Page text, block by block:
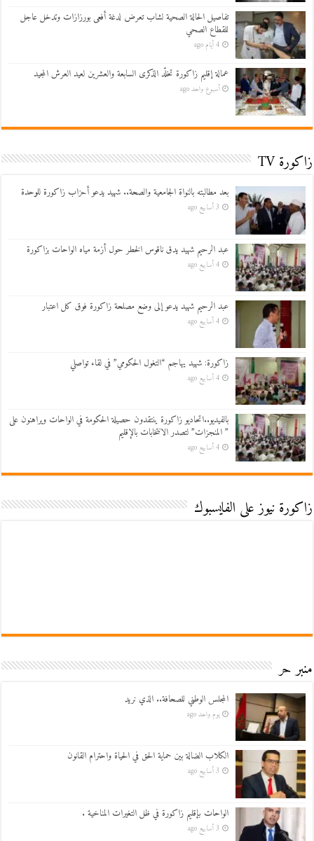
تفاصيل الحالة الصحية لشاب تعرض لدغة أفعى بورزازات وتدخل عاجل
للقطاع الصحي
4 أيام ago
عمالة إقليم زاكورة تخلّد الذكرى السابعة والعشرين لعيد العرش المجيد
أسبوع واحد ago
زاكورة TV
بعد مطالبته بالنواة الجامعية والصحة.. شهيد يدعو أحزاب زاكورة للوحدة
3 أسابيع ago
عبد الرحيم شهيد يدق ناقوس الخطر حول أزمة مياه الواحات بزاكورة
4 أسابيع ago
عبد الرحيم شهيد يدعو إلى وضع مصلحة زاكورة فوق كل اعتبار
4 أسابيع ago
زاكورة: شهيد يهاجم “التغول الحكومي” في لقاء تواصلي
4 أسابيع ago
بالفيديو..اتحاديو زاكورة ينتقدون حصيلة الحكومة في الواحات ويراهنون على
” المنجزات” لتصدر الانتخابات بالإقليم
4 أسابيع ago
زاكورة نيوز على الفايسبوك
منبر حر
المجلس الوطني للصحافة.. الذي نريد
يوم واحد ago
الكلاب الضالة بين حماية الحق في الحياة واحترام القانون
3 أسابيع ago
الواحات بإقليم زاكورة في ظل التغيرات المناخية .
3 أسابيع ago